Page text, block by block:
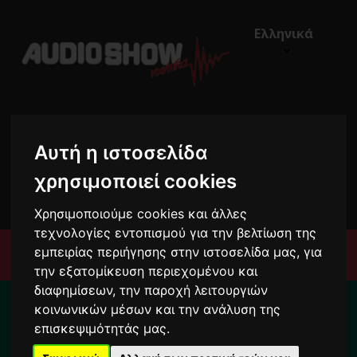
Αυτή η ιστοσελίδα
χρησιμοποιεί cookies
Χρησιμοποιούμε cookies και άλλες
τεχνολογίες εντοπισμού για την βελτίωση της
εμπειρίας περιήγησης στην ιστοσελίδα μας, για
την εξατομίκευση περιεχομένου και
διαφημίσεων, την παροχή λειτουργιών
κοινωνικών μέσων και την ανάλυση της
επισκεψιμότητάς μας.
Ελληνικά
0 €0,00
Μενού
Για το διάστημα από 10/8 ως 24/8 οι
παραγγελίες σας ενδέχεται να
καθυστερήσουν !